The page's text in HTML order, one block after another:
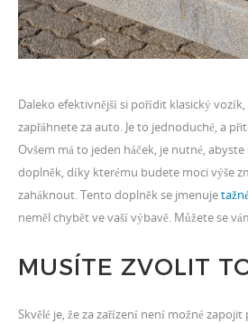
Daleko efektivnější si pořídit klasický
zapřáhnete za auto. Je to jednoduché, a
Ovšem má to jeden háček, je nutné,
doplněk, díky kterému budete moci výše
zaháknout. Tento doplněk se jmenuje
neměl chybět ve vaší výbavě. Můžete se
MUSÍTE ZVOLIT
Skvělé je, že za zařízení není možné